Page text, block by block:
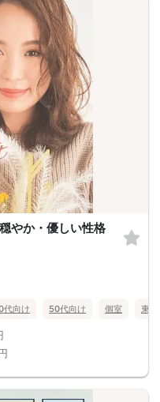
やか・優しい性格
代向け 50代向け 個室 東